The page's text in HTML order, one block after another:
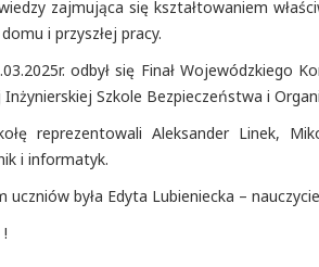
zajmująca się kształtowaniem
i przyszłej pracy.
odbył się Finał Wojewódzkiego
Inżynierskiej Szkole Bezpieczeństwa i
reprezentowali Aleksander Linek,
i informatyk.
uczniów była Edyta Lubieniecka –